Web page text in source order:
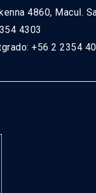
4860, Macul.
4303
+56 2 2354